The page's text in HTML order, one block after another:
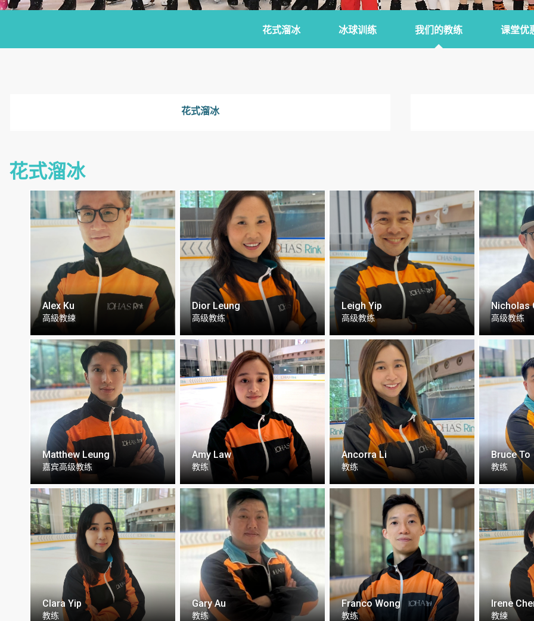
花式溜冰 冰球训练 我们的教练 课堂优
花式溜冰
花式溜冰
Alex Ku
高級教練
Dior Leung
高级教练
Leigh Yip
高级教练
Nicholas
高级教练
Matthew Leung
嘉宾高级教练
Amy Law
教练
Ancorra Li
教练
Bruce To
教练
Clara Yip
教练
Gary Au
教练
Franco Wong
教练
Irene
教練